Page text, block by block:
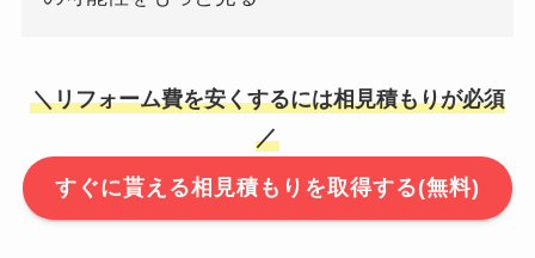
＼リフォーム費を安くするには相見積もりが必須
／
すぐに貰える相見積もりを取得する(無料)